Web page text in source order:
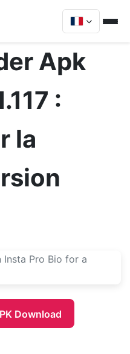
Apk
:
la
Download